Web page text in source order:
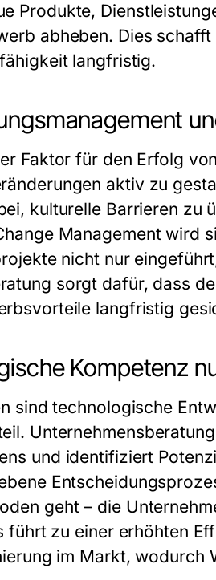
Produkte,
abheben. Dies
langfristig.
Faktor für den Erfolg
aktiv zu
kulturelle Barrieren zu
Management wird
nicht nur
sorgt dafür, dass
langfristig
Kompetenz
sind technologische
und identifiziert
geht – die
führt zu einer erhöhten
im Markt,